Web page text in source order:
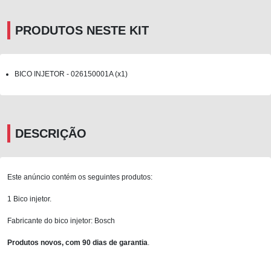
PRODUTOS NESTE KIT
BICO INJETOR - 026150001A (x1)
DESCRIÇÃO
Este anúncio contém os seguintes produtos:
1 Bico injetor.
Fabricante do bico injetor: Bosch
Produtos novos, com 90 dias de garantia